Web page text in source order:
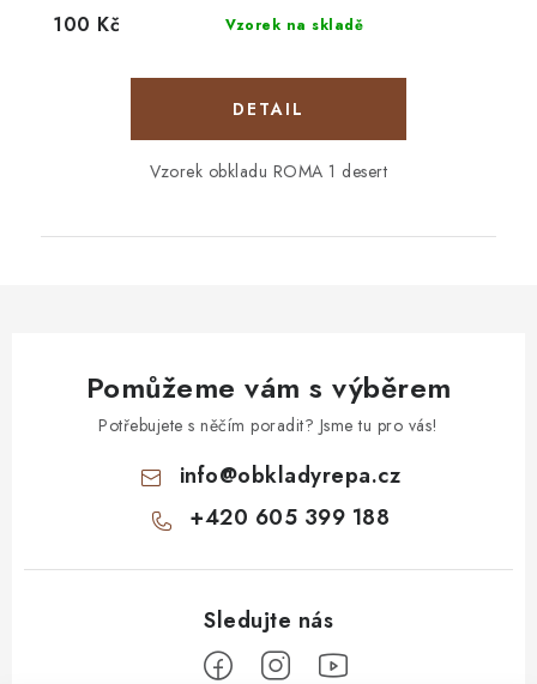
Vzorek na skladě
100 Kč
Vzorek obkladu ROMA 1 desert
Pomůžeme vám s výběrem
Potřebujete s něčím poradit? Jsme tu pro vás!
info@obkladyrepa.cz
+420 605 399 188